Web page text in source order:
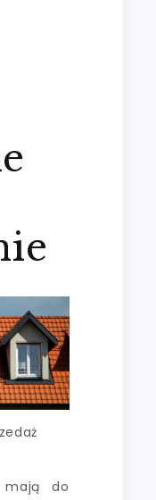
mają do